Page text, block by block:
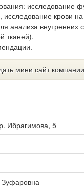
исследование
исследование крови
анализа внутренних
тканей).
мини сайт компании
Ибрагимова, 5